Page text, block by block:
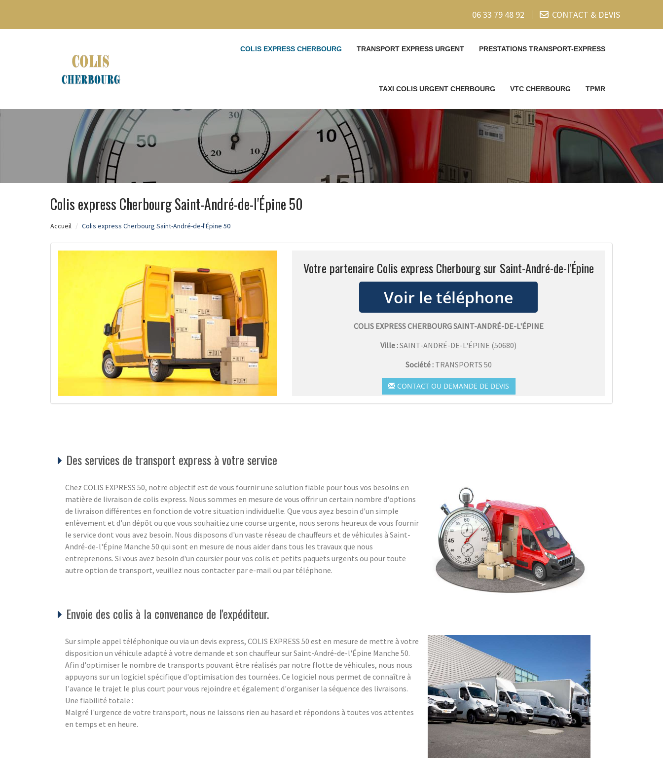
06 33 79 48 92 CONTACT & DEVIS
COLIS EXPRESS CHERBOURG TRANSPORT EXPRESS URGENT PRESTATIONS TRANSPORT-EXPRESS
TAXI COLIS URGENT CHERBOURG VTC CHERBOURG TPMR
Colis express Cherbourg Saint-André-de-l'Épine 50
Accueil Colis express Cherbourg Saint-André-de-l'Épine 50
Votre partenaire Colis express Cherbourg sur Saint-André-de-l'Épine
COLIS EXPRESS CHERBOURG SAINT-ANDRÉ-DE-L'ÉPINE
Ville :SAINT-ANDRÉ-DE-L'ÉPINE (50680)
Société : TRANSPORTS 50
CONTACT OU DEMANDE DE DEVIS
Des services de transport express à votre service
Chez COLIS EXPRESS 50, notre objectif est de vous fournir une solution fiable pour tous vos besoins en
matière de livraison de colis express. Nous sommes en mesure de vous offrir un certain nombre d'options
de livraison différentes en fonction de votre situation individuelle. Que vous ayez besoin d'un simple
enlèvement et d'un dépôt ou que vous souhaitiez une course urgente, nous serons heureux de vous fournir
le service dont vous avez besoin. Nous disposons d'un vaste réseau de chauffeurs et de véhicules à Saint-
André-de-l'Épine Manche 50 qui sont en mesure de nous aider dans tous les travaux que nous
entreprenons. Si vous avez besoin d'un coursier pour vos colis et petits paquets urgents ou pour toute
autre option de transport, veuillez nous contacter par e-mail ou par téléphone.
Envoie des colis à la convenance de l'expéditeur.
Sur simple appel téléphonique ou via un devis express, COLIS EXPRESS 50 est en mesure de mettre à votre
disposition un véhicule adapté à votre demande et son chauffeur sur Saint-André-de-l'Épine Manche 50.
Afin d'optimiser le nombre de transports pouvant être réalisés par notre flotte de véhicules, nous nous
appuyons sur un logiciel spécifique d'optimisation des tournées. Ce logiciel nous permet de connaître à
l'avance le trajet le plus court pour vous rejoindre et également d'organiser la séquence des livraisons.
Une fiabilité totale :
Malgré l'urgence de votre transport, nous ne laissons rien au hasard et répondons à toutes vos attentes
en temps et en heure.